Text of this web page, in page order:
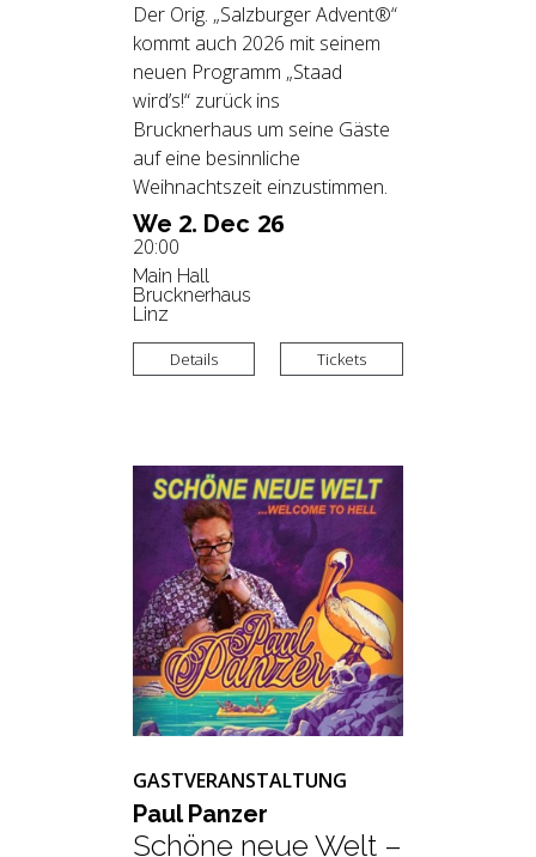
We 2. Dec 26
20:00
Main Hall
Brucknerhaus
Linz
Der Orig. „Salzburger Advent®“
kommt auch 2026 mit seinem
neuen Programm „Staad
wird’s!“ zurück ins
Brucknerhaus um seine Gäste
auf eine besinnliche
Weihnachtszeit einzustimmen.
Details Tickets
GASTVERANSTALTUNG
Paul Pan­zer
Schöne neue Welt –